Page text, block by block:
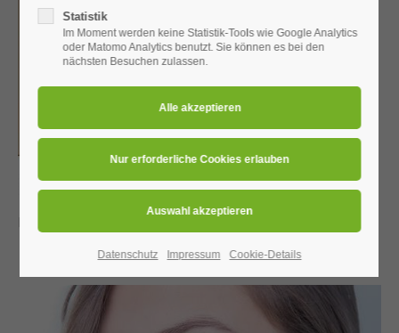
Register
Support
Lorem ipsum dolor sit amet:
24h/ 365days
We offer support for our customers
Get in touch
Statistik
Im Moment werden keine Statistik-Tools wie Google Analytics
oder Matomo Analytics benutzt. Sie können es bei den
nächsten Besuchen zulassen.
Datenschutz Impressum Cookie-Details